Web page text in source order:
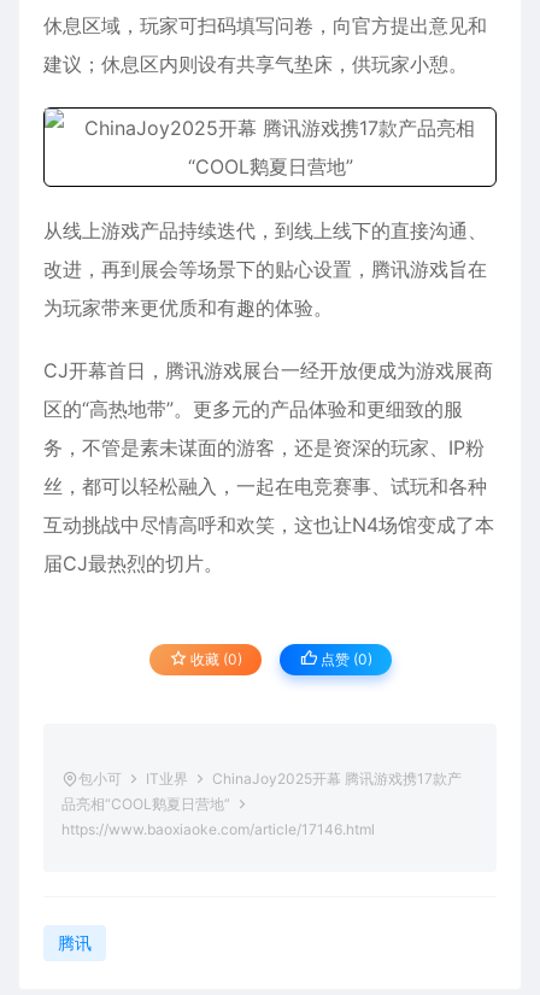
休息区域，玩家可扫码填写问卷，向官方提出意见和
建议；休息区内则设有共享气垫床，供玩家小憩。
从线上游戏产品持续迭代，到线上线下的直接沟通、
改进，再到展会等场景下的贴心设置，腾讯游戏旨在
为玩家带来更优质和有趣的体验。
CJ开幕首日，腾讯游戏展台一经开放便成为游戏展商
区的“高热地带”。更多元的产品体验和更细致的服
务，不管是素未谋面的游客，还是资深的玩家、IP粉
丝，都可以轻松融入，一起在电竞赛事、试玩和各种
互动挑战中尽情高呼和欢笑，这也让N4场馆变成了本
届CJ最热烈的切片。
收藏 (0) 点赞 (0)
包小可 IT业界
ChinaJoy2025开幕 腾讯游戏携17款产
品亮相“COOL鹅夏日营地”
https://www.baoxiaoke.com/article/17146.html
腾讯